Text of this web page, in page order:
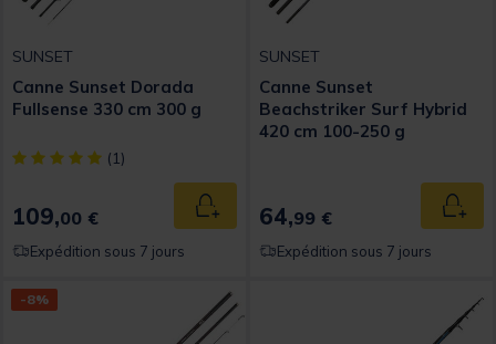
SUNSET
Canne Sunset Dorada
Fullsense 330 cm 300 g
[object Object] out of 5 Customer Rating
(1)
109,00 € Ajouter au panier
Expédition sous 7 jours
SUNSET
Canne Sunset
Beachstriker Surf Hybrid
420 cm 100-250 g
64,99 €
Expédition sous 7 jours
-8%